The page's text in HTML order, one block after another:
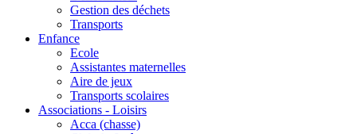
Gestion des déchets
Transports
Enfance
Ecole
Assistantes maternelles
Aire de jeux
Transports scolaires
Associations - Loisirs
Acca (chasse)